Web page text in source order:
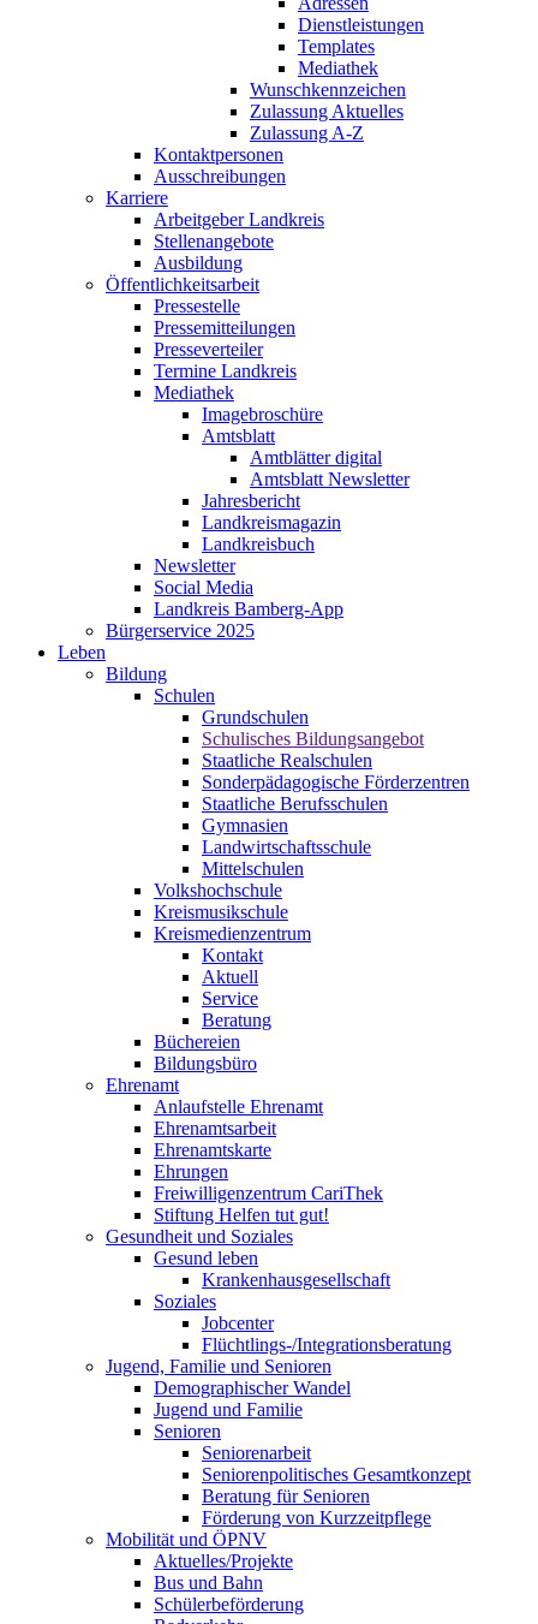
Dienstleistungen
Templates
Mediathek
Wunschkennzeichen
Zulassung Aktuelles
Zulassung A-Z
Kontaktpersonen
Ausschreibungen
Karriere
Arbeitgeber Landkreis
Stellenangebote
Ausbildung
Öffentlichkeitsarbeit
Pressestelle
Pressemitteilungen
Presseverteiler
Termine Landkreis
Mediathek
Imagebroschüre
Amtsblatt
Amtblätter digital
Amtsblatt Newsletter
Jahresbericht
Landkreismagazin
Landkreisbuch
Newsletter
Social Media
Landkreis Bamberg-App
Bürgerservice 2025
Leben
Bildung
Schulen
Grundschulen
Schulisches Bildungsangebot
Staatliche Realschulen
Sonderpädagogische Förderzentren
Staatliche Berufsschulen
Gymnasien
Landwirtschaftsschule
Mittelschulen
Volkshochschule
Kreismusikschule
Kreismedienzentrum
Kontakt
Aktuell
Service
Beratung
Büchereien
Bildungsbüro
Ehrenamt
Anlaufstelle Ehrenamt
Ehrenamtsarbeit
Ehrenamtskarte
Ehrungen
Freiwilligenzentrum CariThek
Stiftung Helfen tut gut!
Gesundheit und Soziales
Gesund leben
Krankenhausgesellschaft
Soziales
Jobcenter
Flüchtlings-/Integrationsberatung
Jugend, Familie und Senioren
Demographischer Wandel
Jugend und Familie
Senioren
Seniorenarbeit
Seniorenpolitisches Gesamtkonzept
Beratung für Senioren
Förderung von Kurzzeitpflege
Mobilität und ÖPNV
Aktuelles/Projekte
Bus und Bahn
Schülerbeförderung